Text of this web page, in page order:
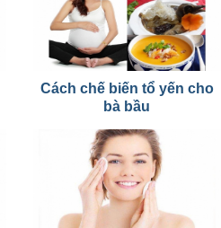
Cách chế biến tổ yến cho
bà bầu